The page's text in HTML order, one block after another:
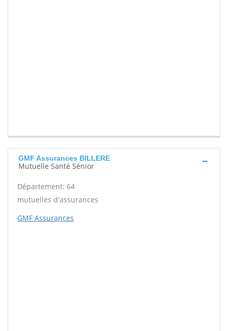
GMF Assurances BILLERE
Mutuelle Santé Sénior
Département: 64
mutuelles d'assurances
GMF Assurances